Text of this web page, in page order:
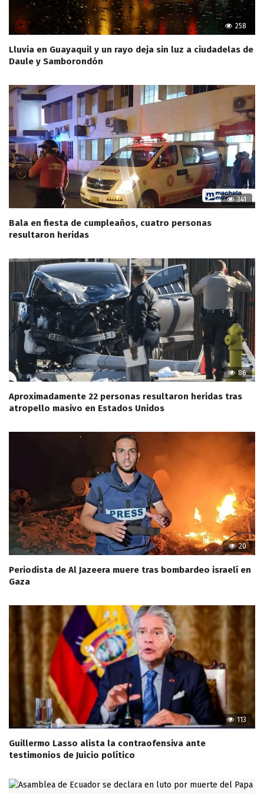
258
Lluvia en Guayaquil y un rayo deja sin luz a ciudadelas de
Daule y Samborondón
341
Bala en fiesta de cumpleaños, cuatro personas
resultaron heridas
86
Aproximadamente 22 personas resultaron heridas tras
atropello masivo en Estados Unidos
20
Periodista de Al Jazeera muere tras bombardeo israelí en
Gaza
113
Guillermo Lasso alista la contraofensiva ante
testimonios de Juicio político